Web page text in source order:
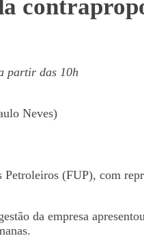
partir das 10h
Neves)
(FUP), com
da empresa